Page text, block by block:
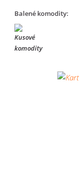
Balené komodity: